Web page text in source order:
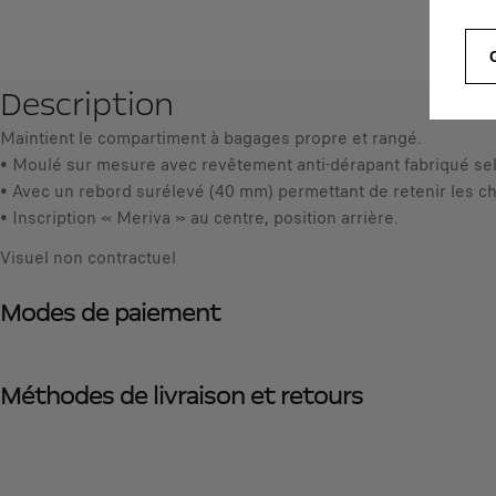
Description
Maintient le compartiment à bagages propre et rangé.
• Moulé sur mesure avec revêtement anti-dérapant fabriqué
• Avec un rebord surélevé (40 mm) permettant de retenir les
• Inscription « Meriva » au centre, position arrière.
Visuel non contractuel
Modes de paiement
Méthodes de livraison et retours